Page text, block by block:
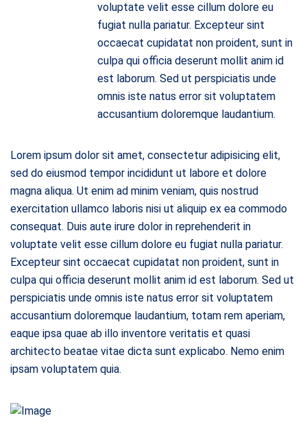
voluptate velit esse cillum dolore eu
fugiat nulla pariatur. Excepteur sint
occaecat cupidatat non proident, sunt in
culpa qui officia deserunt mollit anim id
est laborum. Sed ut perspiciatis unde
omnis iste natus error sit voluptatem
accusantium doloremque laudantium.
Lorem ipsum dolor sit amet, consectetur adipisicing elit,
sed do eiusmod tempor incididunt ut labore et dolore
magna aliqua. Ut enim ad minim veniam, quis nostrud
exercitation ullamco laboris nisi ut aliquip ex ea commodo
consequat. Duis aute irure dolor in reprehenderit in
voluptate velit esse cillum dolore eu fugiat nulla pariatur.
Excepteur sint occaecat cupidatat non proident, sunt in
culpa qui officia deserunt mollit anim id est laborum. Sed ut
perspiciatis unde omnis iste natus error sit voluptatem
accusantium doloremque laudantium, totam rem aperiam,
eaque ipsa quae ab illo inventore veritatis et quasi
architecto beatae vitae dicta sunt explicabo. Nemo enim
ipsam voluptatem quia.